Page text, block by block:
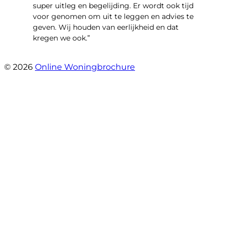
super uitleg en begelijding. Er wordt ook tijd
voor genomen om uit te leggen en advies te
geven. Wij houden van eerlijkheid en dat
kregen we ook.”
© 2026 Online Woningbrochure